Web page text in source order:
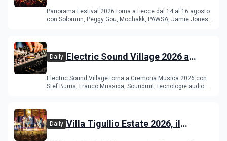
programma
Panorama Festival 2026 torna a Lecce dal 14 al 16 agosto
con Solomun, Peggy Gou, Mochakk, PAWSA, Jamie Jones
Daily Electric Sound Village 2026 a
Young Band Contest, il programma
Electric Sound Village torna a Cremona Musica 2026 con
Stef Burns, Franco Mussida, Soundmit, tecnologie audio e
Daily Villa Tigullio Estate 2026, il